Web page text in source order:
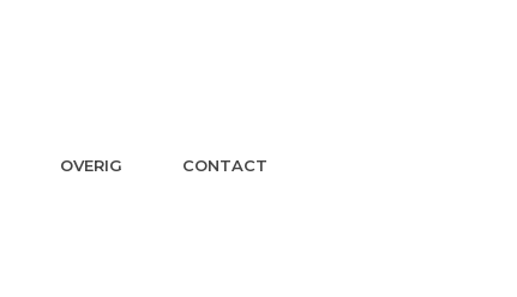
OVERIG CONTACT